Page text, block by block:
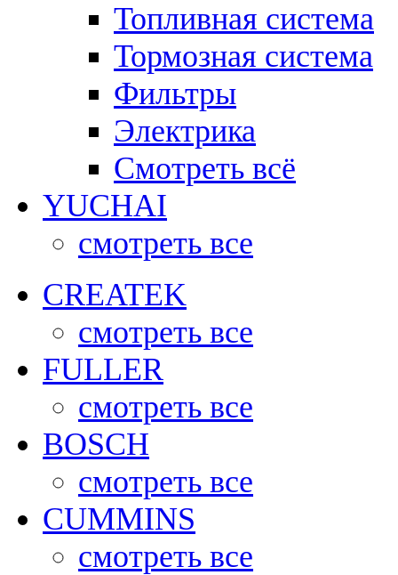
Топливная система
Тормозная система
Фильтры
Электрика
Смотреть всё
YUCHAI
смотреть все
CREATEK
смотреть все
FULLER
смотреть все
BOSCH
смотреть все
CUMMINS
смотреть все